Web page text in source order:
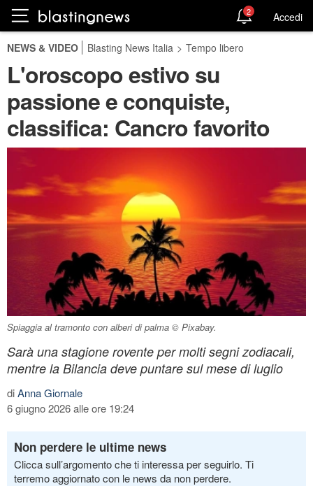
2 Accedi
NEWS & VIDEO Blasting News Italia > Tempo libero
L'oroscopo estivo su
passione e conquiste,
classifica: Cancro favorito
Spiaggia al tramonto con alberi di palma © Pixabay.
Sarà una stagione rovente per molti segni zodiacali,
mentre la Bilancia deve puntare sul mese di luglio
diAnna Giornale
6 giugno 2026 alle ore 19:24
Non perdere le ultime news
Clicca sull’argomento che ti interessa per seguirlo. Ti
terremo aggiornato con le news da non perdere.